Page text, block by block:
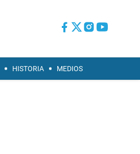
HISTORIA MEDIOS